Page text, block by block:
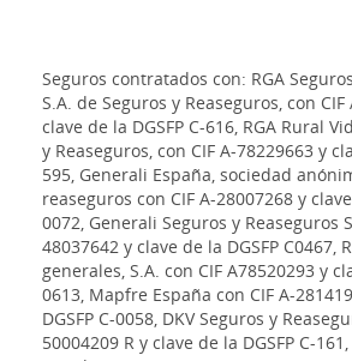
Seguros contratados con: RGA
S.A. de Seguros y Reaseguros, con CIF
clave de la DGSFP C-616, RGA Rural
y Reaseguros, con CIF A-78229663 y
595, Generali España, sociedad
reaseguros con CIF A-28007268 y
0072, Generali Seguros y Reaseguros
48037642 y clave de la DGSFP C0467,
generales, S.A. con CIF A78520293 y
0613, Mapfre España con CIF A-
DGSFP C-0058, DKV Seguros y
50004209 R y clave de la DGSFP C-